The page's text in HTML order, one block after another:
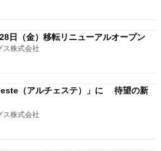
日（金）移転リニューアルオープン
ス株式会社
（アルチェステ）」に 待望の新
ス株式会社